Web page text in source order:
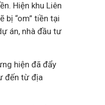
Hiện khu Liên
bị “om” tiền tại
án, nhà đầu tư
hiện đã đẩy
đến từ địa